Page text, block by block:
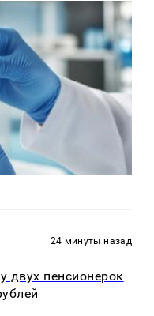
24 минуты назад
двух пенсионерок